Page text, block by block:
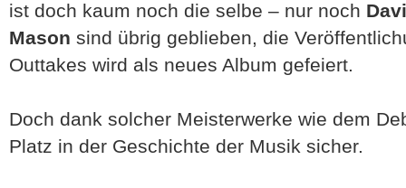
ist doch kaum noch die selbe – nur noch
Mason sind übrig geblieben, die
Outtakes wird als neues Album gefeiert.
Doch dank solcher Meisterwerke wie dem
Platz in der Geschichte der Musik sicher.